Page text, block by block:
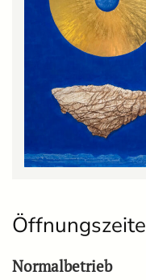
Normalbetrieb